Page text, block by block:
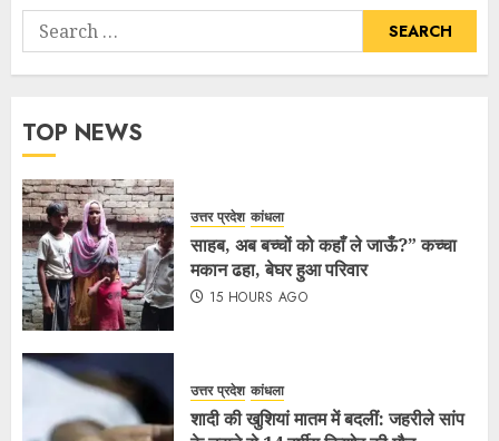
TOP NEWS
उत्तर प्रदेश कांधला
साहब, अब बच्चों को कहाँ ले जाऊँ?” कच्चा
मकान ढहा, बेघर हुआ परिवार
15 HOURS AGO
उत्तर प्रदेश कांधला
शादी की खुशियां मातम में बदलीं: जहरीले सांप